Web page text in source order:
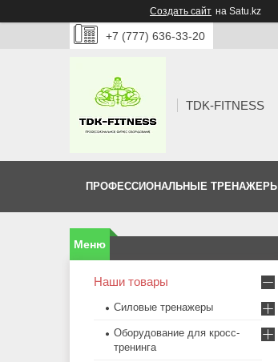
Создать сайт на Satu.kz
+7 (777) 636-33-20
TDK-FITNESS
ПРОФЕССИОНАЛЬНЫЕ ТРЕНАЖЕРЫ
Наши товары
Силовые тренажеры
Оборудование для кросс-
тренинга